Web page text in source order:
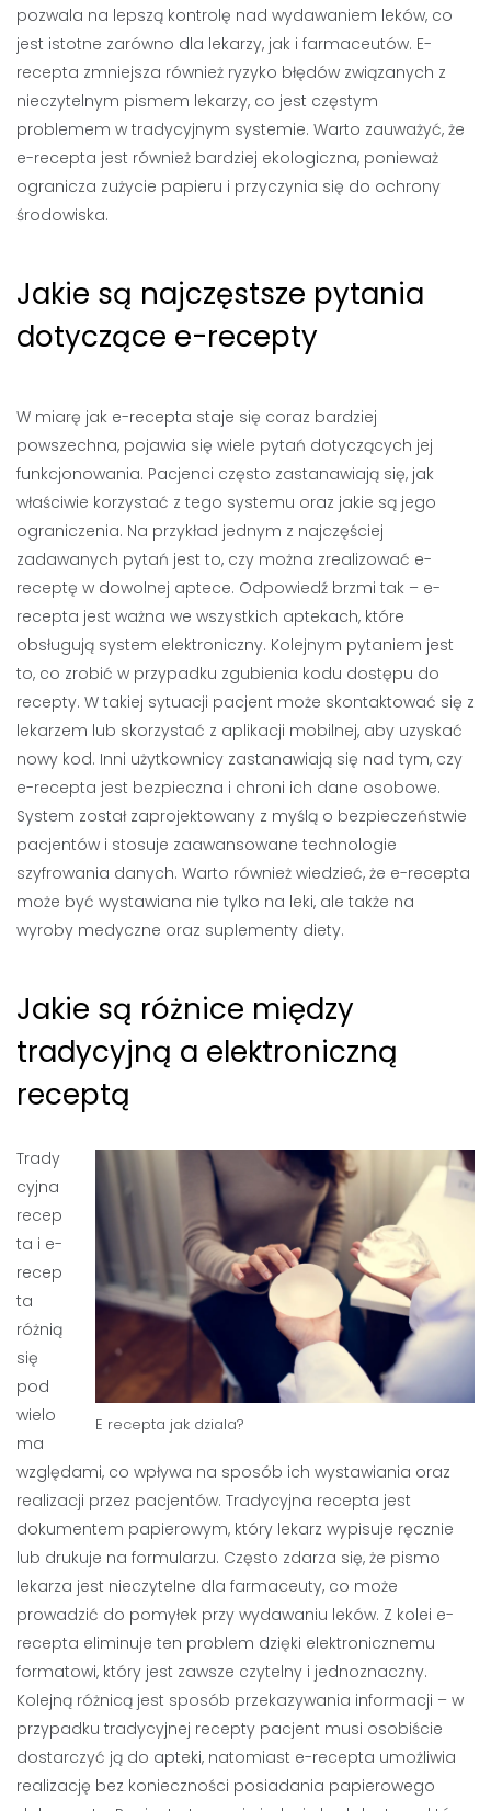
pozwala na lepszą kontrolę nad wydawaniem leków, co
jest istotne zarówno dla lekarzy, jak i farmaceutów. E-
recepta zmniejsza również ryzyko błędów związanych z
nieczytelnym pismem lekarzy, co jest częstym
problemem w tradycyjnym systemie. Warto zauważyć, że
e-recepta jest również bardziej ekologiczna, ponieważ
ogranicza zużycie papieru i przyczynia się do ochrony
środowiska.
Jakie są najczęstsze pytania
dotyczące e-recepty
W miarę jak e-recepta staje się coraz bardziej
powszechna, pojawia się wiele pytań dotyczących jej
funkcjonowania. Pacjenci często zastanawiają się, jak
właściwie korzystać z tego systemu oraz jakie są jego
ograniczenia. Na przykład jednym z najczęściej
zadawanych pytań jest to, czy można zrealizować e-
receptę w dowolnej aptece. Odpowiedź brzmi tak – e-
recepta jest ważna we wszystkich aptekach, które
obsługują system elektroniczny. Kolejnym pytaniem jest
to, co zrobić w przypadku zgubienia kodu dostępu do
recepty. W takiej sytuacji pacjent może skontaktować się z
lekarzem lub skorzystać z aplikacji mobilnej, aby uzyskać
nowy kod. Inni użytkownicy zastanawiają się nad tym, czy
e-recepta jest bezpieczna i chroni ich dane osobowe.
System został zaprojektowany z myślą o bezpieczeństwie
pacjentów i stosuje zaawansowane technologie
szyfrowania danych. Warto również wiedzieć, że e-recepta
może być wystawiana nie tylko na leki, ale także na
wyroby medyczne oraz suplementy diety.
Jakie są różnice między
tradycyjną a elektroniczną
receptą
E recepta jak dziala?
Trady
cyjna
recep
ta i e-
recep
ta
różnią
się
pod
wielo
ma
względami, co wpływa na sposób ich wystawiania oraz
realizacji przez pacjentów. Tradycyjna recepta jest
dokumentem papierowym, który lekarz wypisuje ręcznie
lub drukuje na formularzu. Często zdarza się, że pismo
lekarza jest nieczytelne dla farmaceuty, co może
prowadzić do pomyłek przy wydawaniu leków. Z kolei e-
recepta eliminuje ten problem dzięki elektronicznemu
formatowi, który jest zawsze czytelny i jednoznaczny.
Kolejną różnicą jest sposób przekazywania informacji – w
przypadku tradycyjnej recepty pacjent musi osobiście
dostarczyć ją do apteki, natomiast e-recepta umożliwia
realizację bez konieczności posiadania papierowego